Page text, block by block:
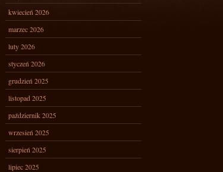
kwiecień 2026
marzec 2026
luty 2026
styczeń 2026
grudzień 2025
listopad 2025
październik 2025
wrzesień 2025
sierpień 2025
lipiec 2025